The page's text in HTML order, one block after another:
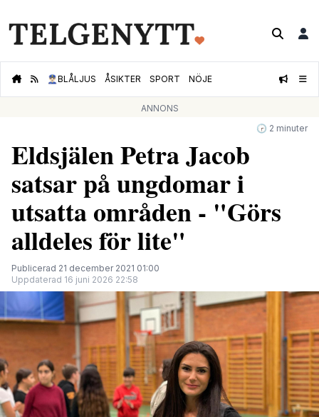
👮🏻‍♂️BLÅLJUS ÅSIKTER SPORT NÖJE
ANNONS
🕝 2 minuter
Eldsjälen Petra Jacob
satsar på ungdomar i
utsatta områden - "Görs
alldeles för lite"
Publicerad 21 december 2021 01:00
Uppdaterad 16 juni 2026 22:58